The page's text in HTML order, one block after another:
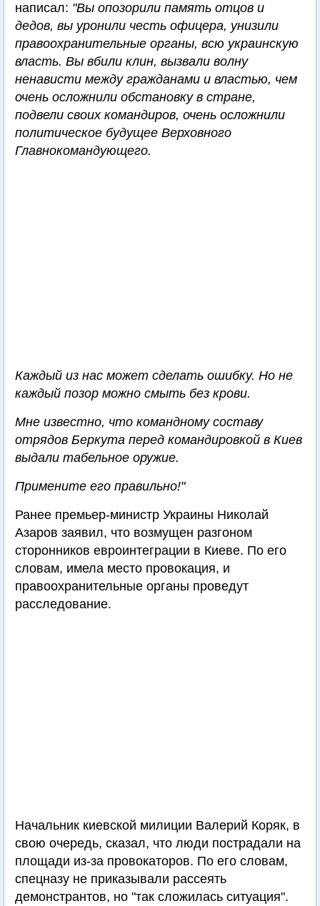
написал: "Вы опозорили память отцов и
дедов, вы уронили честь офицера, унизили
правоохранительные органы, всю украинскую
власть. Вы вбили клин, вызвали волну
ненависти между гражданами и властью, чем
очень осложнили обстановку в стране,
подвели своих командиров, очень осложнили
политическое будущее Верховного
Главнокомандующего.
Каждый из нас может сделать ошибку. Но не
каждый позор можно смыть без крови.
Мне известно, что командному составу
отрядов Беркута перед командировкой в Киев
выдали табельное оружие.
Примените его правильно!"
Ранее премьер-министр Украины Николай
Азаров заявил, что возмущен разгоном
сторонников евроинтеграции в Киеве. По его
словам, имела место провокация, и
правоохранительные органы проведут
расследование.
Начальник киевской милиции Валерий Коряк, в
свою очередь, сказал, что люди пострадали на
площади из-за провокаторов. По его словам,
спецназу не приказывали рассеять
демонстрантов, но "так сложилась ситуация".